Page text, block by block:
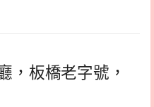
，板橋老字號，